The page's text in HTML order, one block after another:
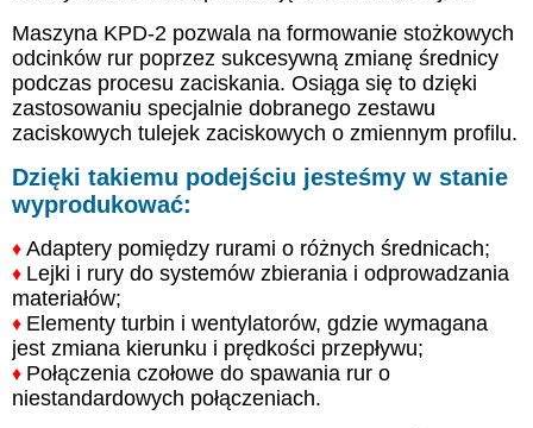
Maszyna KPD-2 pozwala na formowanie stożkowych
odcinków rur poprzez sukcesywną zmianę średnicy
podczas procesu zaciskania. Osiąga się to dzięki
zastosowaniu specjalnie dobranego zestawu
zaciskowych tulejek zaciskowych o zmiennym profilu.
Dzięki takiemu podejściu jesteśmy w stanie
wyprodukować:
♦ Adaptery pomiędzy rurami o różnych średnicach;
♦ Lejki i rury do systemów zbierania i odprowadzania
materiałów;
♦ Elementy turbin i wentylatorów, gdzie wymagana
jest zmiana kierunku i prędkości przepływu;
♦ Połączenia czołowe do spawania rur o
niestandardowych połączeniach.